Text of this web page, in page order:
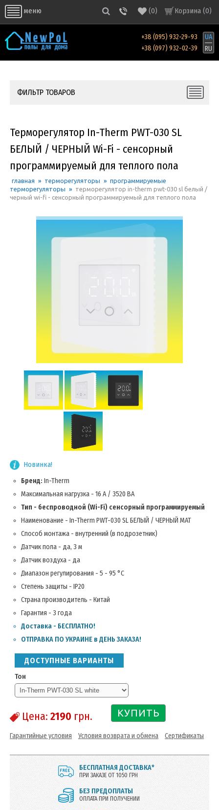
меню Корзина (0)
(0)
+38 (095) 932-29-93
+38 (097) 932-02-39
UA
RU
ФИЛЬТР ТОВАРОВ
Терморегулятор In-Therm PWT-030 SL
БЕЛЫЙ / ЧЕРНЫЙ Wi-Fi - сенсорный
программируемый для теплого пола
главная » терморегуляторы » программируемые
терморегуляторы » терморегулятор in-therm pwt-030 sl белый /
черный wi-fi - сенсорный программируемый для теплого пола
Новинка!
Бренд: In-Therm
Максимальная нагрузка - 16 А / 3520 ВА
Тип - беспроводной (Wi-Fi) сенсорный программируемый
Наименование - In-Therm PWT-030 SL БЕЛЫЙ / ЧЕРНЫЙ МАТ
Способ монтажа - внутренний (в подрозетник)
Датчик пола - да, 3 м
Датчик воздуха - да
Диапазон регулирования - 5 - 95 °С
Степень защиты - IP20
Страна производитель - Китай
Гарантия - 3 года
Доставка - БЕСПЛАТНО!
ОТПРАВКА ПО УКРАИНЕ в ДЕНЬ ЗАКАЗА!
ДОСТУПНЫЕ ВАРИАНТЫ
Тон
Цена: 2190 грн. КУПИТЬ
Гарантийные условия Условия возврата и обмена Сертификаты
БЕСПЛАТНАЯ ДОСТАВКА*
ПРИ ЗАКАЗЕ ОТ 1050 ГРН
БЕЗ ПРЕДОПЛАТЫ
ОПЛАТА ПРИ ПОЛУЧЕНИИ